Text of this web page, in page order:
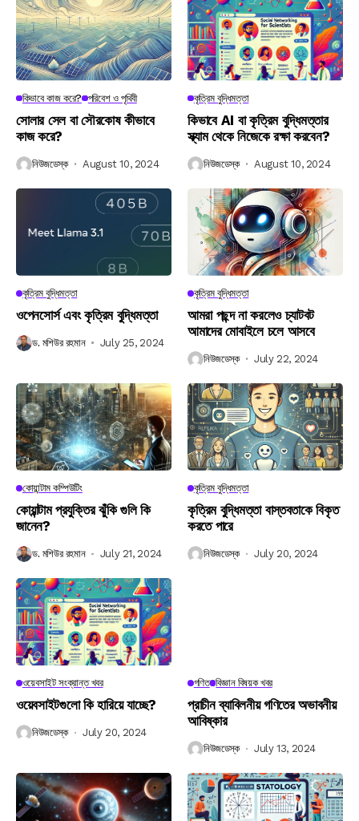
কিভাবে কাজ করে? পরিবেশ ও পৃথিবী
সোলার সেল বা সৌরকোষ কীভাবে
কাজ করে?
নিউজডেস্ক August 10, 2024
কৃত্রিম বুদ্ধিমত্তা
কিভাবে AI বা কৃত্রিম বুদ্ধিমত্তার
স্ক্যাম থেকে নিজেকে রক্ষা করবেন?
নিউজডেস্ক August 10, 2024
কৃত্রিম বুদ্ধিমত্তা
ওপেনসোর্স এবং কৃত্রিম বুদ্ধিমত্তা
ড. মশিউর রহমান July 25, 2024
কৃত্রিম বুদ্ধিমত্তা
আমরা পছন্দ না করলেও চ্যাটবট
আমাদের মোবাইলে চলে আসবে
নিউজডেস্ক July 22, 2024
কোয়ান্টাম কম্পিউটিং
কোয়ান্টাম প্রযুক্তির ঝুঁকি গুলি কি
জানেন?
ড. মশিউর রহমান July 21, 2024
কৃত্রিম বুদ্ধিমত্তা
কৃত্রিম বুদ্ধিমত্তা বাস্তবতাকে বিকৃত
করতে পারে
নিউজডেস্ক July 20, 2024
ওয়েবসাইট সংক্রান্ত খবর
ওয়েবসাইটগুলো কি হারিয়ে যাচ্ছে?
নিউজডেস্ক July 20, 2024
গণিত বিজ্ঞান বিষয়ক খবর
প্রাচীন ব্যাবিলনীয় গণিতের অভাবনীয়
আবিষ্কার
নিউজডেস্ক July 13, 2024